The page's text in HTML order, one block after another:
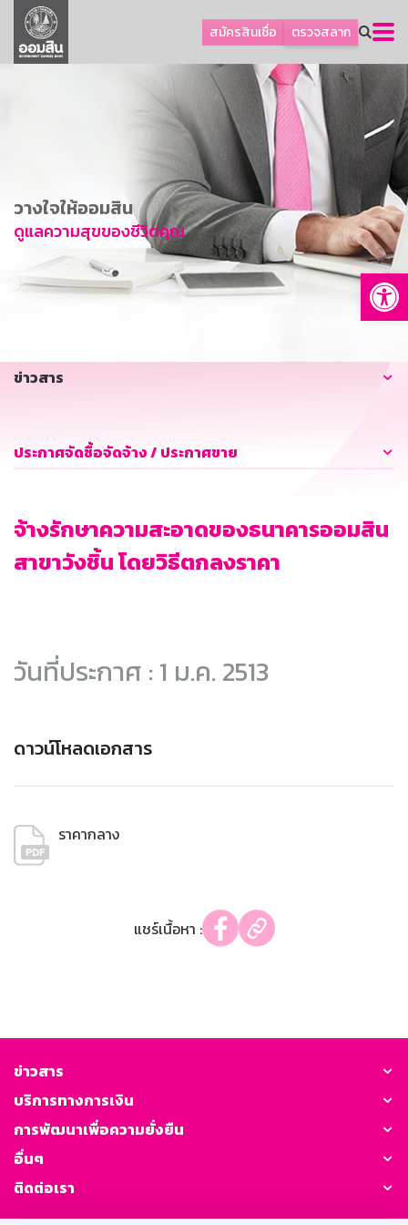
สมัครสินเชื่อ ตรวจสลาก
ลูกค้าธุรกิจ
ลูกค้าผู้ประกอบรายย่อย
การพัฒนาที่ยั่งยืน
ข่าวสาร
บริการทางการเงิน
อื่นๆ
วางใจให้ออมสิน
ดูแลความสุขของชีวิตคุณ
ข่าวสาร
ประกาศจัดซื้อจัดจ้าง / ประกาศขาย
จ้างรักษาความสะอาดของธนาคารออมสิน
สาขาวังชิ้น โดยวิธีตกลงราคา
วันที่ประกาศ : 1 ม.ค. 2513
ดาวน์โหลดเอกสาร
ราคากลาง
แชร์เนื้อหา :
ข่าวสาร
บริการทางการเงิน
การพัฒนาเพื่อความยั่งยืน
อื่นๆ
ติดต่อเรา